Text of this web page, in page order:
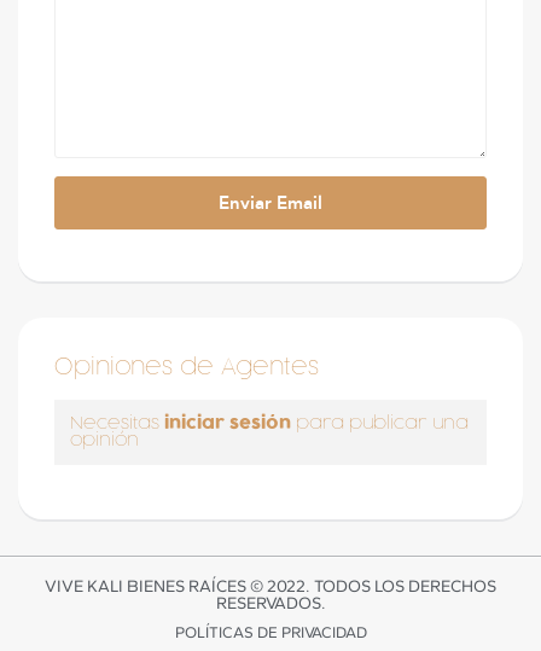
Opiniones de Agentes
Necesitas iniciar sesión para publicar una
opinión
VIVE KALI BIENES RAÍCES © 2022. TODOS LOS DERECHOS
RESERVADOS.
POLÍTICAS DE PRIVACIDAD